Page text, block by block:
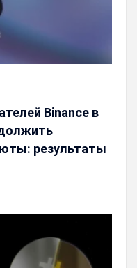
Binance в
результаты